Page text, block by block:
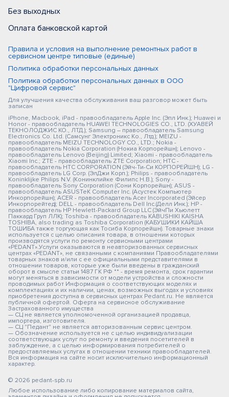
Без выходных
Оплата банковской картой
Правила и условия на выполнение ремонтных работ в
сервисном центре типовые (единые)
Политика обработки персональных данных
Политика обработки персональных данных в ООО
"Цифровой сервис"
Для улучшения качества обслуживания ваш разговор может быть
записан
iPhone, Macbook, iPad - правообладатель Apple Inc. (Эпл Инк.); Huawei и
Honor - правообладатель HUAWEI TECHNOLOGIES CO., LTD. (ХУАВЕЙ
ТЕКНОЛОДЖИС КО., ЛТД.); Samsung – правообладатель Samsung
Electronics Co. Ltd. (Самсунг Электроникс Ко., Лтд.); MEIZU -
правообладатель MEIZU TECHNOLOGY CO., LTD.; Nokia -
правообладатель Nokia Corporation (Нокиа Корпорейшн); Lenovo -
правообладатель Lenovo (Beijing) Limited; Xiaomi - правообладатель
Xiaomi Inc.; ZTE - правообладатель ZTE Corporation; HTC -
правообладатель HTC CORPORATION (Эйч-Ти-Си КОРПОРЕЙШН); LG -
правообладатель LG Corp. (ЭлДжи Корп.); Philips - правообладатель
Koninklijke Philips N.V. (Конинклийке Филипс Н.В.); Sony -
правообладатель Sony Corporation (Сони Корпорейшн); ASUS -
правообладатель ASUSTeK Computer Inc. (Асустек Компьютер
Инкорпорейшн); ACER - правообладатель Acer Incorporated (Эйсер
Инкорпорейтед); DELL - правообладатель Dell Inc.(Делл Инк.); HP -
правообладатель HP Hewlett-Packard Group LLC (ЭйчПи Хьюлетт
Паккард Груп ЛЛК); Toshiba - правообладатель KABUSHIKI KAISHA
TOSHIBA, also trading as Toshiba Corporation (КАБУШИКИ КАЙША
ТОШИБА также торгующая как Тосиба Корпорейшн). Товарные знаки
используется с целью описания товара, в отношении которых
производятся услуги по ремонту сервисными центрами
«PEDANT».Услуги оказываются в неавторизованных сервисных
центрах «PEDANT», не связанными с компаниями Правообладателями
товарных знаков и/или с ее официальными представителями в
отношении товаров, которые уже были введены в гражданский
оборот в смысле статьи 1487 ГК РФ ** - время ремонта, срок гарантии
могут меняться в зависимости от модели устройства и сложности
проводимых работ Информация о соответствующих моделях и
комплектациях и их наличии, ценах, возможных выгодах и условиях
приобретения доступна в сервисных центрах Pedant.ru. Не является
публичной офертой. Оферта на сервисное обслуживание
Застрахованного имущества
— СЦ не является уполномоченной организацией продавца,
импортера, изготовителя.
— СЦ "Педант" не является авторизованным сервис центром.
— Обозначение используется не с целью индивидуализации
соответствующих услуг по ремонту и введения посетителей в
заблуждение, а с целью информирования потребителей о
предоставляемых услугах в отношении техники правообладателей.
Вся информация на сайте носит исключительно информационный
характер.
© 2026 pedant-spb.ru
Любое использование либо копирование материалов сайта,